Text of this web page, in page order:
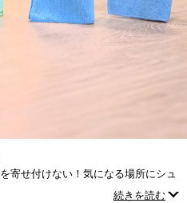
寄せ付けない！気になる場所にシュ
続きを読む